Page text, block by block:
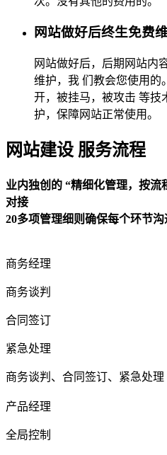
网站做好后终生免费维
网站做好后，后期网站内
维护，我 们教会您使用的
开，被挂马，被攻击 等技
护，保障网站正常使用。
网站建设 服务流程
业内独创的 “精细化管理，按流
对接
20多项管理细则确保每个环节
商务经理
商务谈判
合同签订
紧急处理
商务谈判、合同签订、紧急处理
产品经理
全局控制